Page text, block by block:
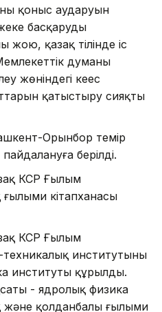
қоныс аударуын
басқаруды
қазақ тілінде іс
думаны
жөніндегі кеңес
қатыстыру сияқты
Орынбор темір
берілді.
КСР Ғылым
кітапханасы
КСР Ғылым
институтының
институты құрылды.
- ядролық физика
және қолданбалы ғылыми